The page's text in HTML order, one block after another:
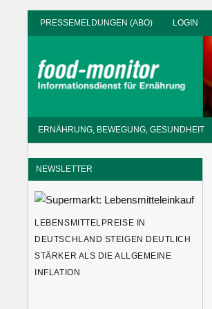
Zum
Inhalt
PRESSEMELDUNGEN (ABO) LOGIN
Informationsdienst
ERNÄHRUNG, BEWEGUNG, GESUNDHEIT
NEWSLETTER
LEBENSMITTELPREISE IN
DEUTSCHLAND STEIGEN DEUTLICH
STÄRKER ALS DIE ALLGEMEINE
INFLATION